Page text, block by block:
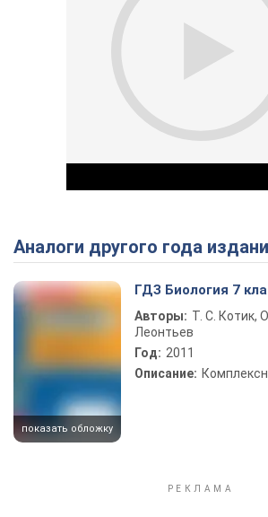
Play
Аналоги другого года
показать обложку
ГДЗ Биология 7
Авторы: Т. С. Котик,
Леонтьев
Год: 2011
Описание: